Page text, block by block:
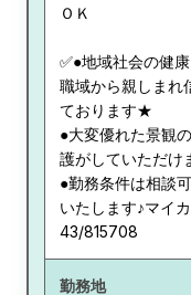
ＯＫ
✅●地域社会の健
職域から親しまれ
ております★
●大変優れた景観
護がしていただけ
●勤務条件は相談
いたします♪マイ
43/815708
勤務地